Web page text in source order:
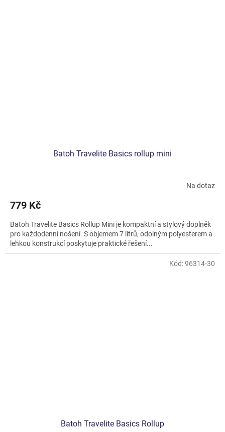
Batoh Travelite Basics rollup mini
Na dotaz
779 Kč
Batoh Travelite Basics Rollup Mini je kompaktní a stylový doplněk
pro každodenní nošení. S objemem 7 litrů, odolným polyesterem a
lehkou konstrukcí poskytuje praktické řešení...
Batoh Travelite Basics Rollup
Kód:96314-30